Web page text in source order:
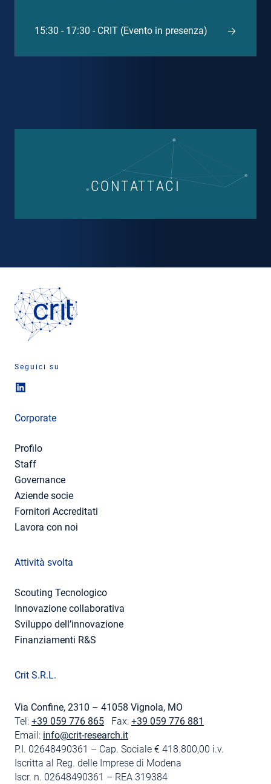
15:30 - 17:30 - CRIT (Evento in presenza)
CONTATTACI
Seguici su
Corporate
Profilo
Staff
Governance
Aziende socie
Fornitori Accreditati
Lavora con noi
Attività svolta
Scouting Tecnologico
Innovazione collaborativa
Sviluppo dell’innovazione
Finanziamenti R&S
Crit S.R.L.
Via Confine, 2310 – 41058 Vignola, MO
Tel: +39 059 776 865 Fax: +39 059 776 881
Email: info@crit-research.it
P.I. 02648490361 – Cap. Sociale € 418.800,00 i.v.
Iscritta al Reg. delle Imprese di Modena
Iscr. n. 02648490361 – REA 319384